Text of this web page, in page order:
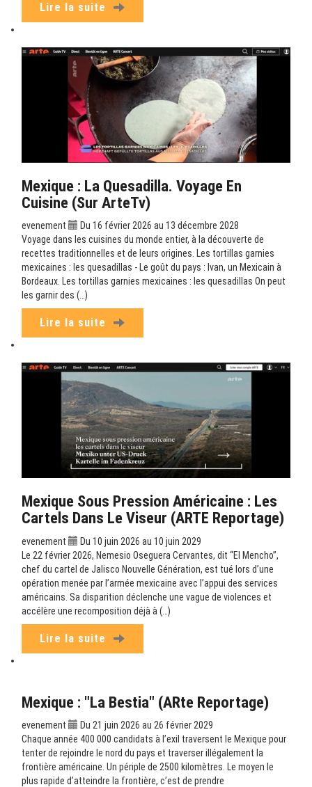
Lire la suite
Mexique : La Quesadilla. Voyage En
Cuisine (sur ArteTv)
evenement
Du 16 février 2026 au 13 décembre 2028
Voyage dans les cuisines du monde entier, à la découverte de
recettes traditionnelles et de leurs origines. Les tortillas garnies
mexicaines : les quesadillas - Le goût du pays : Ivan, un Mexicain à
Bordeaux. Les tortillas garnies mexicaines : les quesadillas On peut
les garnir des (…)
Lire la suite
Mexique Sous Pression Américaine : Les
Cartels Dans Le Viseur (ARTE Reportage)
evenement
Du 10 juin 2026 au 10 juin 2029
Le 22 février 2026, Nemesio Oseguera Cervantes, dit “El Mencho”,
chef du cartel de Jalisco Nouvelle Génération, est tué lors d’une
opération menée par l’armée mexicaine avec l’appui des services
américains. Sa disparition déclenche une vague de violences et
accélère une recomposition déjà à (…)
Lire la suite
Mexique : "La Bestia" (ARte Reportage)
evenement
Du 21 juin 2026 au 26 février 2029
Chaque année 400 000 candidats à l’exil traversent le Mexique pour
tenter de rejoindre le nord du pays et traverser illégalement la
frontière américaine. Un périple de 2500 kilomètres. Le moyen le
plus rapide d’atteindre la frontière, c’est de prendre